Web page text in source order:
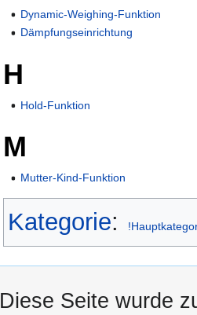
Dynamic-Weighing-Funktion
Dämpfungseinrichtung
H
Hold-Funktion
M
Mutter-Kind-Funktion
Kategorie:
Diese Seite wurde